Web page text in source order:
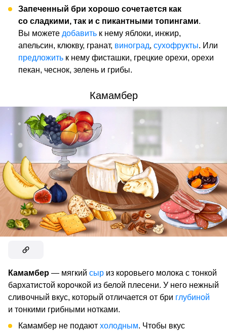
Запеченный бри хорошо сочетается как
со сладкими, так и с пикантными топингами.
Вы можете добавить к нему яблоки, инжир,
апельсин, клюкву, гранат, виноград, сухофрукты. Или
предложить к нему фисташки, грецкие орехи, орехи
пекан, чеснок, зелень и грибы.
Камамбер
Камамбер — мягкий сыр из коровьего молока с тонкой
бархатистой корочкой из белой плесени. У него нежный
сливочный вкус, который отличается от бри глубиной
и тонкими грибными нотками.
Камамбер не подают холодным. Чтобы вкус